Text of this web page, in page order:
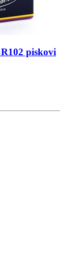
piskovi